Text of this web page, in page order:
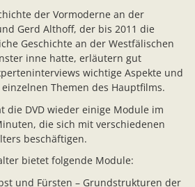
der Vormoderne an der
Gerd Althoff, der bis 2011 die
Geschichte an der Westfälischen
inne hatte, erläutern gut
wichtige Aspekte und
Themen des Hauptfilms.
die DVD wieder einige Module im
die sich mit verschiedenen
beschäftigen.
bietet folgende Module:
und Fürsten – Grundstrukturen der